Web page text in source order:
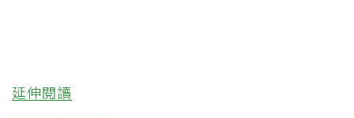
延伸閱讀